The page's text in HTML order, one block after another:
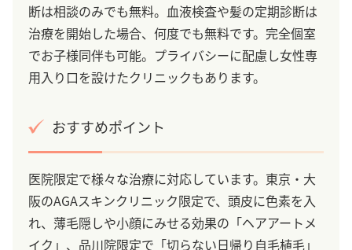
断は相談のみでも無料。血液検査や髪の定期診断は
治療を開始した場合、何度でも無料です。完全個室
でお子様同伴も可能。プライバシーに配慮し女性専
用入り口を設けたクリニックもあります。
おすすめポイント
医院限定で様々な治療に対応しています。東京・大
阪のAGAスキンクリニック限定で、頭皮に色素を入
れ、薄毛隠しや小顔にみせる効果の「ヘアアートメ
イク」、品川院限定で「切らない日帰り自毛植毛」